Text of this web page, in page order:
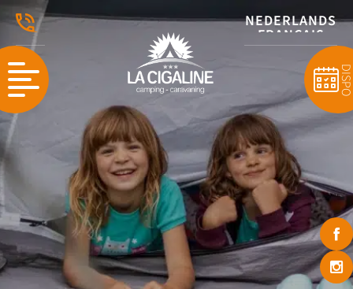
FRANÇAIS
ENGLISH
NEDERLANDS